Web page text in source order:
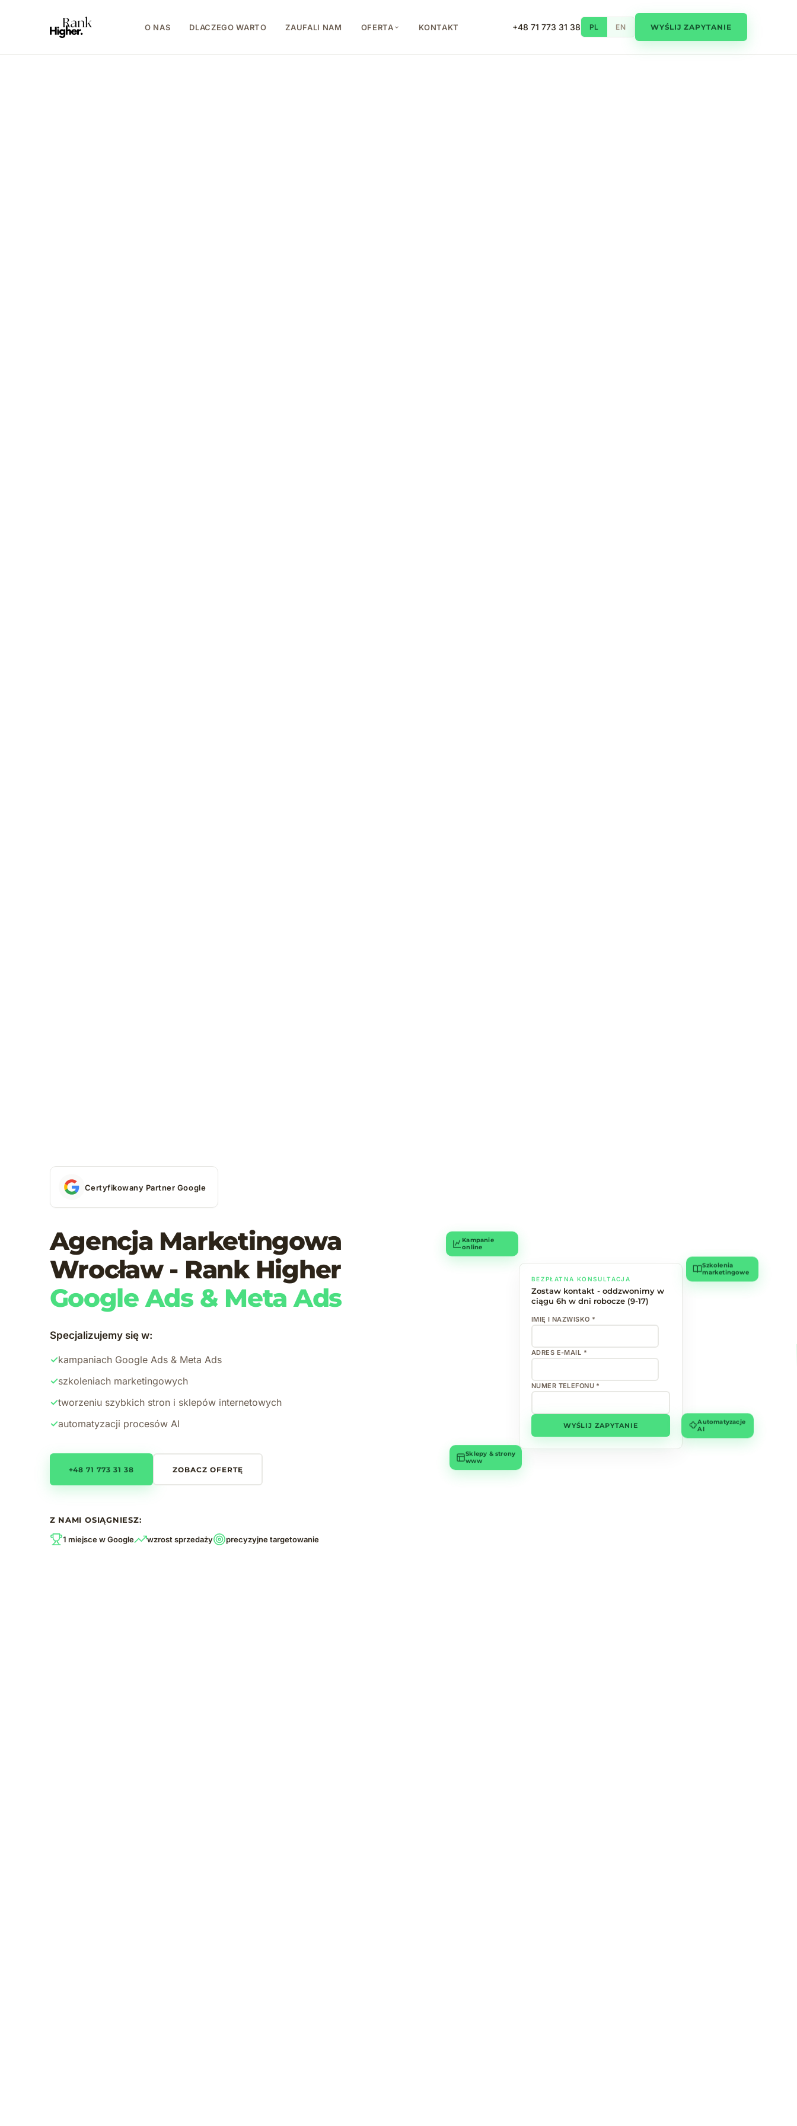
O NAS DLACZEGO WARTO ZAUFALI NAM OFERTA KONTAKT +48 71 773 31 38 PL EN WYŚLIJ ZAPYTANIE
Certyfikowany Partner Google
Agencja Marketingowa
Wrocław - Rank Higher
Google Ads & Meta Ads
Specjalizujemy się w:
✓kampaniach Google Ads & Meta Ads
✓szkoleniach marketingowych
✓tworzeniu szybkich stron i sklepów internetowych
✓automatyzacji procesów AI
+48 71 773 31 38 ZOBACZ OFERTĘ
Z NAMI OSIĄGNIESZ:
1 miejsce w Google wzrost sprzedaży precyzyjne targetowanie
BEZPŁATNA KONSULTACJA
Zostaw kontakt - oddzwonimy w
ciągu 6h w dni robocze (9-17)
IMIĘ I NAZWISKO *
ADRES E-MAIL *
NUMER TELEFONU *
WYŚLIJ ZAPYTANIE
Kampanie
online
Szkolenia
marketingowe
Automatyzacje
AI
Sklepy & strony
www